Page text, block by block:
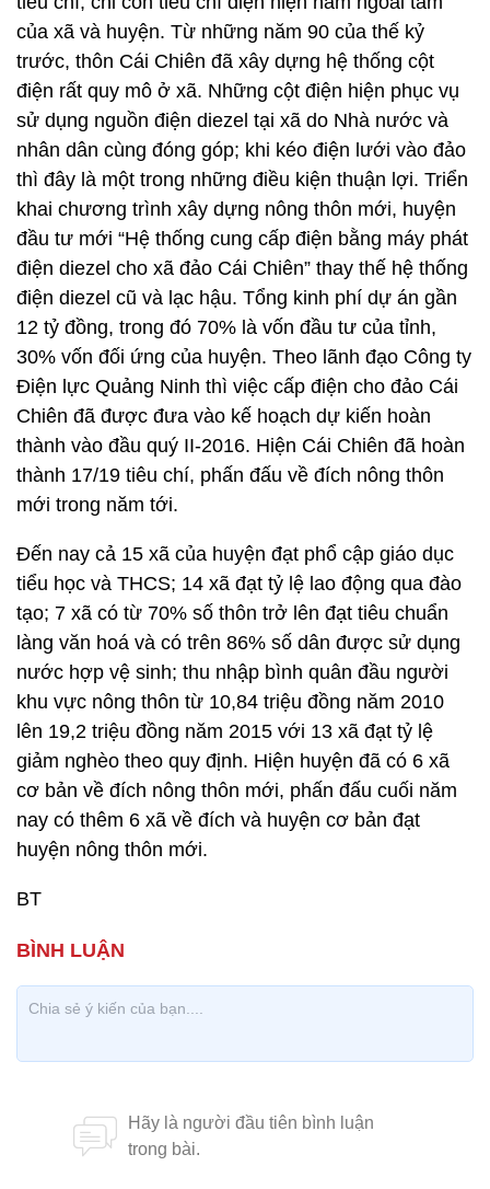
của xã và huyện. Từ những năm 90 của thế kỷ
trước, thôn Cái Chiên đã xây dựng hệ thống cột
điện rất quy mô ở xã. Những cột điện hiện phục vụ
sử dụng nguồn điện diezel tại xã do Nhà nước và
nhân dân cùng đóng góp; khi kéo điện lưới vào đảo
thì đây là một trong những điều kiện thuận lợi. Triển
khai chương trình xây dựng nông thôn mới, huyện
đầu tư mới “Hệ thống cung cấp điện bằng máy phát
điện diezel cho xã đảo Cái Chiên” thay thế hệ thống
điện diezel cũ và lạc hậu. Tổng kinh phí dự án gần
12 tỷ đồng, trong đó 70% là vốn đầu tư của tỉnh,
30% vốn đối ứng của huyện. Theo lãnh đạo Công ty
Điện lực Quảng Ninh thì việc cấp điện cho đảo Cái
Chiên đã được đưa vào kế hoạch dự kiến hoàn
thành vào đầu quý II-2016. Hiện Cái Chiên đã hoàn
thành 17/19 tiêu chí, phấn đấu về đích nông thôn
mới trong năm tới.
Đến nay cả 15 xã của huyện đạt phổ cập giáo dục
tiểu học và THCS; 14 xã đạt tỷ lệ lao động qua đào
tạo; 7 xã có từ 70% số thôn trở lên đạt tiêu chuẩn
làng văn hoá và có trên 86% số dân được sử dụng
nước hợp vệ sinh; thu nhập bình quân đầu người
khu vực nông thôn từ 10,84 triệu đồng năm 2010
lên 19,2 triệu đồng năm 2015 với 13 xã đạt tỷ lệ
giảm nghèo theo quy định. Hiện huyện đã có 6 xã
cơ bản về đích nông thôn mới, phấn đấu cuối năm
nay có thêm 6 xã về đích và huyện cơ bản đạt
huyện nông thôn mới.
BT